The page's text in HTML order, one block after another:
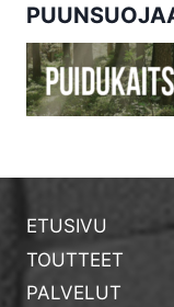
ETUSIVU
TOUTTEET
PALVELUT